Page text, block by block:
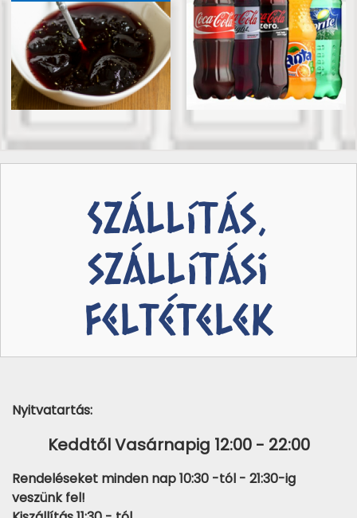
Szállítás,
szállítási
feltételek
Nyitvatartás:
Keddtől Vasárnapig 12:00 - 22:00
Rendeléseket minden nap 10:30 -tól - 21:30-ig
veszünk fel!